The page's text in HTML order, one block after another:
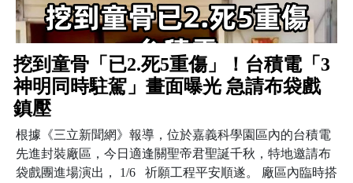
挖到童骨「已2.死5重傷」！台積電「3
神明同時駐駕」畫面曝光 急請布袋戲
鎮壓
根據《三立新聞網》報導，位於嘉義科學園區內的台積電
先進封裝廠區，今日適逢關聖帝君聖誕千秋，特地邀請布
袋戲團進場演出， 1/6 祈願工程平安順遂。 廠區內臨時搭